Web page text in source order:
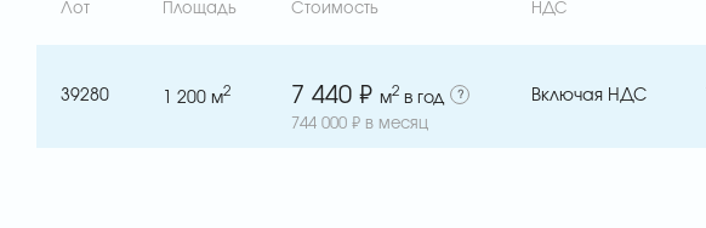
Лот Площадь Стоимость НДС
39280 1 200 м2 7 440 ₽ м2 в год
744 000 ₽ в месяц
? Включая НДС